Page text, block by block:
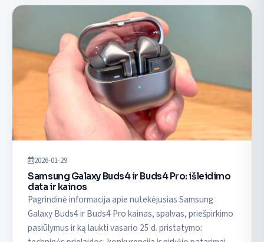
2026-01-29
Samsung Galaxy Buds4 ir Buds4 Pro: išleidimo
data ir kainos
Pagrindinė informacija apie nutekėjusias Samsung
Galaxy Buds4 ir Buds4 Pro kainas, spalvas, priešpirkimo
pasiūlymus ir ką laukti vasario 25 d. pristatymo: